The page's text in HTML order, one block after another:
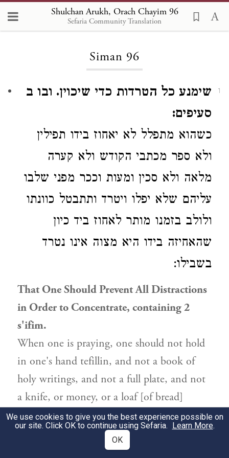
Shulchan Arukh, Orach Chayim 96
Sefaria Community Translation
Loading...
Siman 96
1
שימנע כל הטרדות כדי שיכוין. ובו ב
סעיפים:
כשהוא מתפלל לא יאחוז בידו תפילין
ולא ספר מכתבי הקודש ולא קערה
מלאה ולא סכין ומעות וככר מפני שלבו
עליהם שלא יפלו ויטרד ותתבטל כוונתו
ולולב בזמנו מותר לאחוז ביד כיון
שהאחיזה בידו היא מצוה אינו נטרד
בשבילו:
That One Should Prevent All Distractions
in Order to Concentrate, containing 2
s'ifim.
When one is praying, one should not hold
in one's hand tefillin, and not a book of
holy writings, and not a full plate, and not
a knife, or money, or a loaf [of bread]
because one's heart is [focused] on them
that they should not fall, and one will be
distracted and will lose one's focus. And
We use cookies to give you the best experience possible on
our site. Click OK to continue using Sefaria. Learn More.
OK